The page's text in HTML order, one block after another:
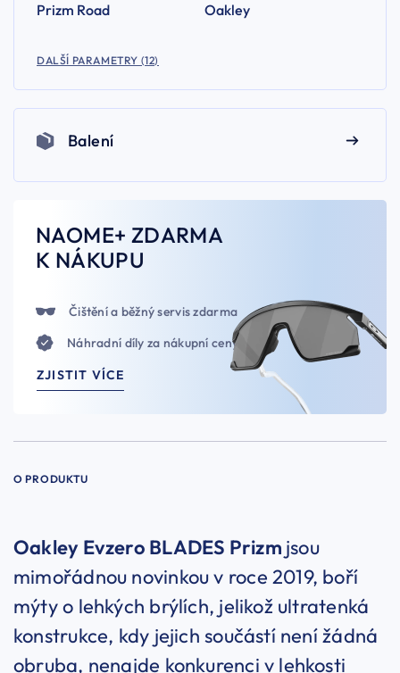
Prizm Road Oakley
DALŠÍ PARAMETRY (12)
Balení
NAOME+ ZDARMA
K NÁKUPU
Čištění a běžný servis zdarma
Náhradní díly za nákupní ceny
ZJISTIT VÍCE
O PRODUKTU
Oakley Evzero BLADES Prizm jsou
mimořádnou novinkou v roce 2019, boří
mýty o lehkých brýlích, jelikož ultratenká
konstrukce, kdy jejich součástí není žádná
obruba, nenajde konkurenci v lehkosti